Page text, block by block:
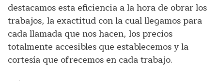
destacamos esta eficiencia a la hora de obrar los
trabajos, la exactitud con la cual llegamos para
cada llamada que nos hacen, los precios
totalmente accesibles que establecemos y la
cortesía que ofrecemos en cada trabajo.